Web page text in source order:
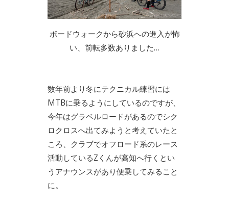
ボードウォークから砂浜への進入が怖
い、前転多数ありました…
数年前より冬にテクニカル練習には
MTBに乗るようにしているのですが、
今年はグラベルロードがあるのでシク
ロクロスへ出てみようと考えていたと
ころ、クラブでオフロード系のレース
活動しているZくんが高知へ行くとい
うアナウンスがあり便乗してみること
に。